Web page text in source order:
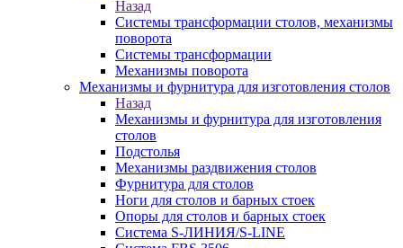
Назад
Системы трансформации столов, механизмы
поворота
Системы трансформации
Механизмы поворота
Механизмы и фурнитура для изготовления столов
Назад
Механизмы и фурнитура для изготовления
столов
Подстолья
Механизмы раздвижения столов
Фурнитура для столов
Ноги для столов и барных стоек
Опоры для столов и барных стоек
Система S-ЛИНИЯ/S-LINE